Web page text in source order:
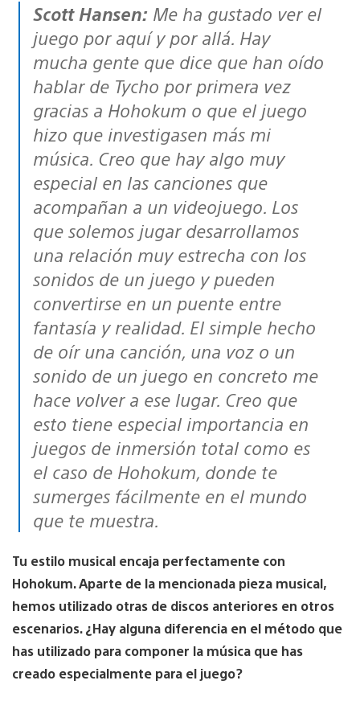
Scott Hansen: Me ha gustado ver el
juego por aquí y por allá. Hay
mucha gente que dice que han oído
hablar de Tycho por primera vez
gracias a Hohokum o que el juego
hizo que investigasen más mi
música. Creo que hay algo muy
especial en las canciones que
acompañan a un videojuego. Los
que solemos jugar desarrollamos
una relación muy estrecha con los
sonidos de un juego y pueden
convertirse en un puente entre
fantasía y realidad. El simple hecho
de oír una canción, una voz o un
sonido de un juego en concreto me
hace volver a ese lugar. Creo que
esto tiene especial importancia en
juegos de inmersión total como es
el caso de Hohokum, donde te
sumerges fácilmente en el mundo
que te muestra.
Tu estilo musical encaja perfectamente con
Hohokum. Aparte de la mencionada pieza musical,
hemos utilizado otras de discos anteriores en otros
escenarios. ¿Hay alguna diferencia en el método que
has utilizado para componer la música que has
creado especialmente para el juego?